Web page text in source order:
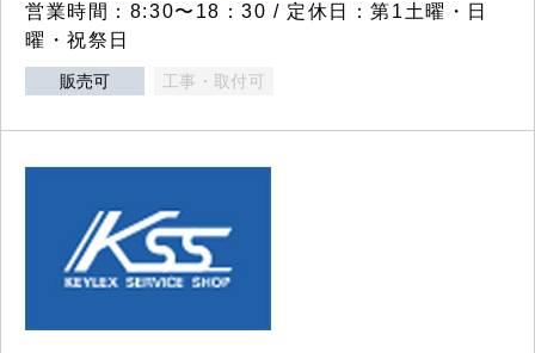
営業時間：8:30〜18：30 / 定休日：第1土曜・日
曜・祝祭日
販売可 工事・取付可